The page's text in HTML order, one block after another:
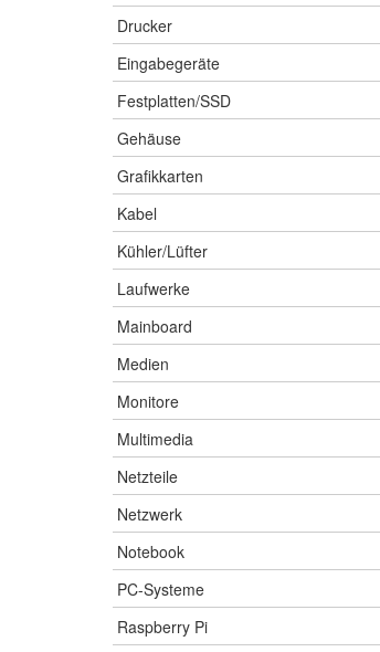
Drucker
Eingabegeräte
Festplatten/SSD
Gehäuse
Grafikkarten
Kabel
Kühler/Lüfter
Laufwerke
Mainboard
Medien
Monitore
Multimedia
Netzteile
Netzwerk
Notebook
PC-Systeme
Raspberry Pi